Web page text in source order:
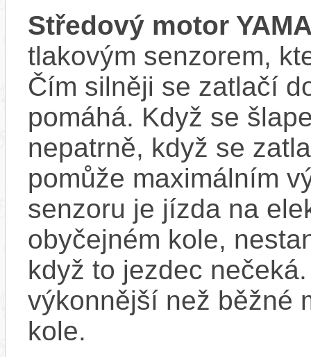
Středový motor
tlakovým senzorem,
Čím silněji se zatlačí
pomáhá. Když se
nepatrně, když se
pomůže maximálním
senzoru je jízda na
obyčejném kole,
když to jezdec
výkonnější než běžné
kole.